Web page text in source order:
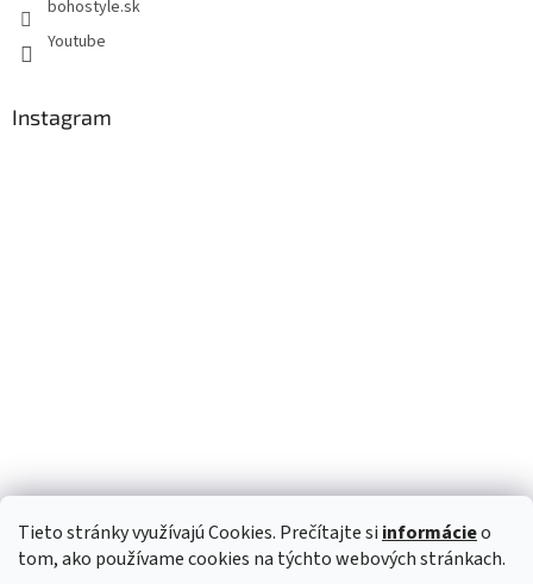
Tieto stránky využívajú Cookies. Prečítajte si informácieo
tom, ako používame cookies na týchto webových stránkach.
bohostyle.sk
Youtube
Instagram
Sledovat na Instagramu